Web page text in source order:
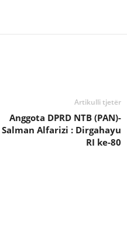
Artikulli tjetër
Anggota DPRD NTB (PAN)-
Salman Alfarizi : Dirgahayu
RI ke-80